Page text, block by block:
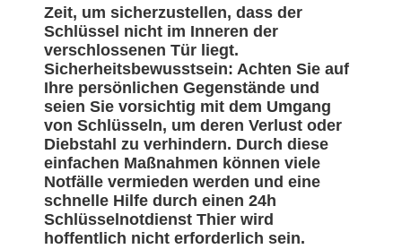
Zeit, um sicherzustellen, dass der
Schlüssel nicht im Inneren der
verschlossenen Tür liegt.
Sicherheitsbewusstsein: Achten Sie auf
Ihre persönlichen Gegenstände und
seien Sie vorsichtig mit dem Umgang
von Schlüsseln, um deren Verlust oder
Diebstahl zu verhindern. Durch diese
einfachen Maßnahmen können viele
Notfälle vermieden werden und eine
schnelle Hilfe durch einen 24h
Schlüsselnotdienst Thier wird
hoffentlich nicht erforderlich sein.